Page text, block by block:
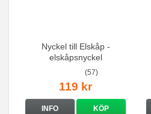
Nyckel till Elskåp -
elskåpsnyckel
(57)
119 kr
INFO KÖP